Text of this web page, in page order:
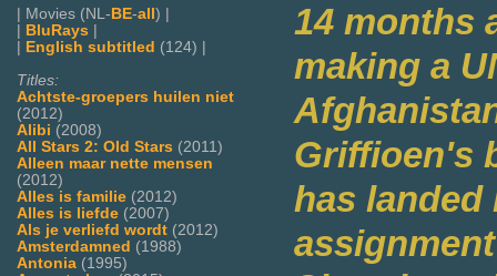
| Movies (NL- BE-all ) |
BluRays
English subtitled (124) |
Titles:
Achtste-groepers huilen niet
(2012)
Alibi (2008)
All Stars 2: Old Stars (2011)
Alleen maar nette mensen
(2012)
Alles is familie (2012)
Alles is liefde (2007)
Als je verliefd wordt (2012)
Amsterdamned (1988)
Antonia (1995)
14 months
making a
Griffioen's
has landed